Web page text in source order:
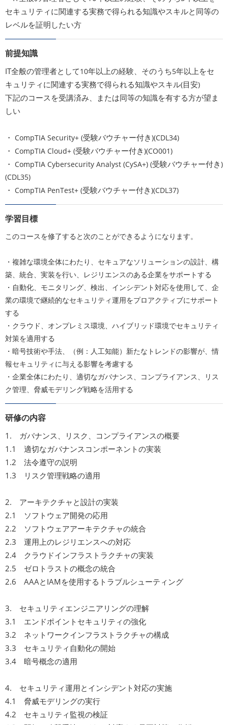
セキュリティに関連する実務で得られる知識やスキルと同等の
レベルを証明したい方
前提知識
IT全般の管理者として10年以上の経験、そのうち5年以上をセ
キュリティに関連する実務で得られる知識やスキル(目安)
下記のコースを受講済み、または同等の知識を有する方が望ま
しい
・ CompTIA Security+ (受験バウチャー付き)(CDL34)
・ CompTIA Cloud+ (受験バウチャー付き)(CO001)
・ CompTIA Cybersecurity Analyst (CySA+) (受験バウチャー付き)
(CDL35)
・ CompTIA PenTest+ (受験バウチャー付き)(CDL37)
学習目標
このコースを修了すると次のことができるようになります。
・複雑な環境全体にわたり、セキュアなソリューションの設計、構
築、統合、実装を行い、レジリエンスのある企業をサポートする
・自動化、モニタリング、検出、インシデント対応を使用して、企
業の環境で継続的なセキュリティ運用をプロアクティブにサポート
する
・クラウド、オンプレミス環境、ハイブリッド環境でセキュリティ
対策を適用する
・暗号技術や手法、（例：人工知能）新たなトレンドの影響が、情
報セキュリティに与える影響を考慮する
・企業全体にわたり、適切なガバナンス、コンプライアンス、リス
ク管理、脅威モデリング戦略を活用する
研修の内容
1. ガバナンス、リスク、コンプライアンスの概要
1.1 適切なガバナンスコンポーネントの実装
1.2 法令遵守の説明
1.3 リスク管理戦略の適用
2. アーキテクチャと設計の実装
2.1 ソフトウェア開発の応用
2.2 ソフトウェアアーキテクチャの統合
2.3 運用上のレジリエンスへの対応
2.4 クラウドインフラストラクチャの実装
2.5 ゼロトラストの概念の統合
2.6 AAAとIAMを使用するトラブルシューティング
3. セキュリティエンジニアリングの理解
3.1 エンドポイントセキュリティの強化
3.2 ネットワークインフラストラクチャの構成
3.3 セキュリティ自動化の開始
3.4 暗号概念の適用
4. セキュリティ運用とインシデント対応の実施
4.1 脅威モデリングの実行
4.2 セキュリティ監視の検証